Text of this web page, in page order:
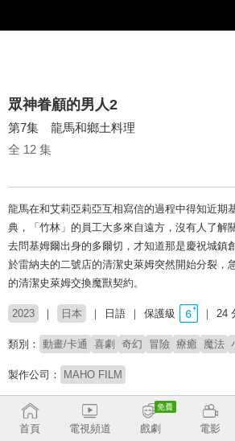
眾神眷顧的男人2
第7集 龍馬和鄉土料理
全 12 集
龍馬在和艾莉亞莉亞互相寫信的過程中得知近期
典，「竹林」的員工大多來自遠方，沒有人了解
去問基姆爾出身的多爾切，才知道那是慶祝城鎮
於雷納夫的二號店的清潔史萊姆突然開始分裂，
的清潔史萊姆交換魔獸契約。
2023 日本 日語 保護級 24
類別： 動畫/卡通 喜劇 奇幻 冒險 療癒 魔法
製作公司： MAHO FILM
導演： 柳瀬雄之
配音： 田所梓 安元洋貴 小野大輔
首頁 電視頻道 戲劇 電影